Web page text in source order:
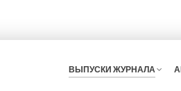
ВЫПУСКИ ЖУРНАЛА